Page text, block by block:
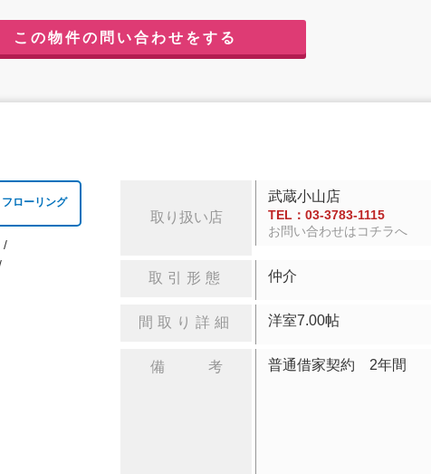
この物件の問い合わせをする
フローリング
取り扱い店
武蔵小山店
TEL：03-3783-1115
お問い合わせはコチラへ
取引形態 仲介
間取り詳細 洋室7.00
備 考 普通借家契約 2年間